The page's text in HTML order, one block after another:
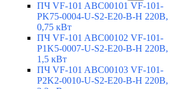
ПЧ VF-101 ABC00101 VF-101-
PK75-0004-U-S2-E20-B-H 220В,
0,75 кВт
ПЧ VF-101 ABC00102 VF-101-
P1K5-0007-U-S2-E20-B-H 220В,
1,5 кВт
ПЧ VF-101 ABC00103 VF-101-
P2K2-0010-U-S2-E20-B-H 220В,